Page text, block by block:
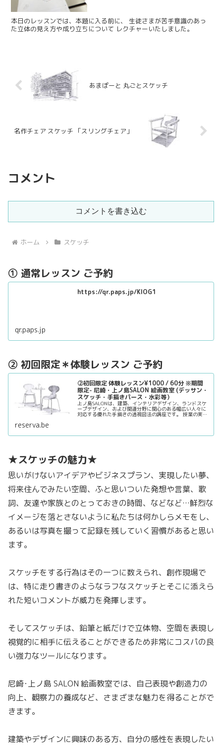
本日のレッスンでは、本題に入る前に、 生徒さまが苦手意識のあっ
た立体の見え方や成り立ちについて レクチャーいたしました。
あまぽーと 丸ごとスケッチ
名作チェア スケッチ 「スリングチェア」
コメント
コメントを書き込む
ホーム スケッチ
① 通常レッスン ご予約
https://qr.paps.jp/KlOG1
qr.paps.jp
② 初回限定＊体験レッスン ご予約
②初回限定 体験レッスン¥1000 / 60分 ※期間
限定- 尼崎・上ノ島SALON 絵画教室 (デッサン・
スケッチ・手描きパース・水彩等）
上ノ島SALONは、建築、インテリアデザイン、ランドスケ
ープデザイン、および関連分野に関心のある幅広い人々に
対応する優れた手描きの透視図法の講座です。 授業の実践
備えたい人に…
reserva.be
★スケッチの魅力★
思いがけないアイデアやビジネスプラン、実現したい夢、
将来住んでみたい空間、ふと思いついた発想や言葉、歌
詞、友達や家族とのとっておきの時間、などなど…鮮烈な
イメージを落とさないように私たちは何かしらメモをし、
あるいは写真を撮って記録を残していく習慣があると思い
ます。
スケッチをする行為はその一つに数えられ、創作現場で
は、特に走り書きのようなラフなスケッチとそこに添えら
れた短いコメントが威力を発揮します。
そしてスケッチは、鉛筆と紙だけで立体物、空間を表現し
視覚的に相手に伝えることができるため非常にコスパの良
い強力なツールになります。
尼崎･上ノ島 SALON 絵画教室では、自己表現や創造力の
向上、観察力の養成など、さまざまな魅力を得ることがで
きます。
建築やデザインに興味のある方、自分の感性を表現したい